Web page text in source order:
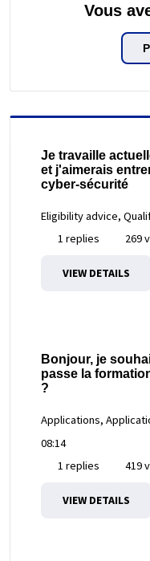
Vous
Je travaille
et j'aimerais
cyber-sécurité
Eligibility advice,
1 replies
269
VIEW DETAILS
Bonjour, je
passe la
?
Applications,
08:14
1 replies
419
VIEW DETAILS